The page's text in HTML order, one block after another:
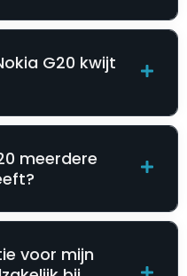
G20 kwijt
meerdere
voor mijn